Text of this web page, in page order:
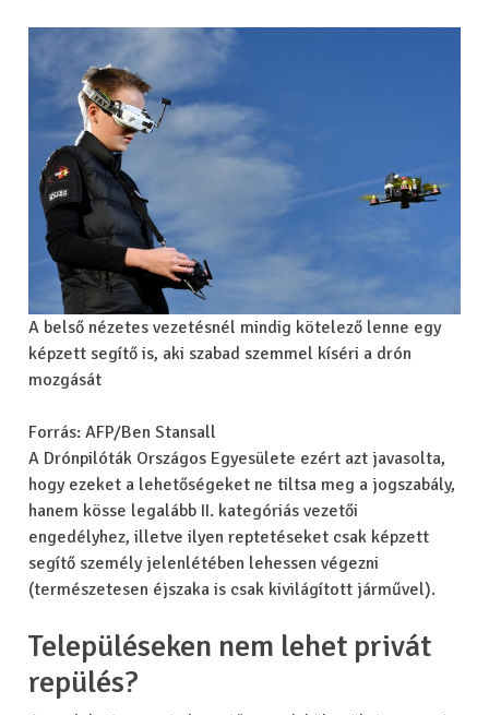
A belső nézetes vezetésnél mindig kötelező lenne egy
képzett segítő is, aki szabad szemmel kíséri a drón
mozgását
Forrás: AFP/Ben Stansall
A Drónpilóták Országos Egyesülete ezért azt javasolta,
hogy ezeket a lehetőségeket ne tiltsa meg a jogszabály,
hanem kösse legalább II. kategóriás vezetői
engedélyhez, illetve ilyen reptetéseket csak képzett
segítő személy jelenlétében lehessen végezni
(természetesen éjszaka is csak kivilágított járművel).
Településeken nem lehet privát
repülés?